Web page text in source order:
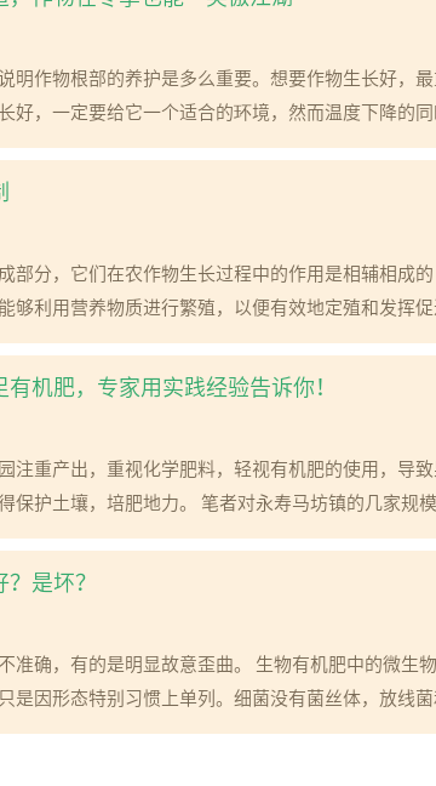
作物根部的养护是多么重要。想要作物生长好，最
好，一定要给它一个适合的环境，然而温度下降的
部分，它们在农作物生长过程中的作用是相辅相成
够利用营养物质进行繁殖，以便有效地定殖和发挥
机肥，专家用实践经验告诉你！
注重产出，重视化学肥料，轻视有机肥的使用，导
保护土壤，培肥地力。 笔者对永寿马坊镇的几家规
是坏？
确，有的是明显故意歪曲。 生物有机肥中的微生
是因形态特别习惯上单列。细菌没有菌丝体，放线